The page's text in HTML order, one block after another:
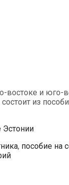
востоке и
из
Эстонии
, пособие на